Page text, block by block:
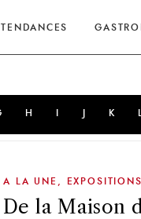
TENDANCES
H K
A LA UNE EXPOSITIONS
De la Maison